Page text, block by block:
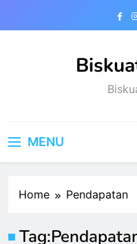
MENU
Home Pendapatan
Tag: